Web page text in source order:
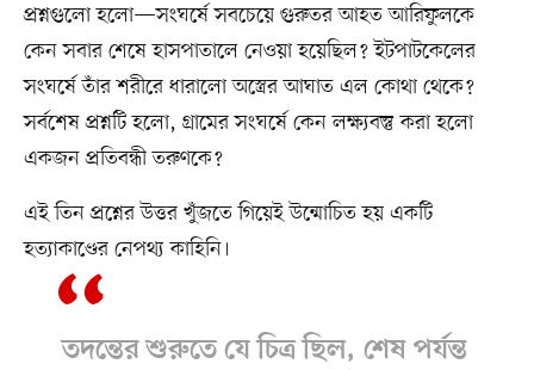
প্রশ্নগুলো হলো—সংঘর্ষে সবচেয়ে গুরুতর আহত আরিফুলকে
কেন সবার শেষে হাসপাতালে নেওয়া হয়েছিল? ইটপাটকেলের
সংঘর্ষে তাঁর শরীরে ধারালো অস্ত্রের আঘাত এল কোথা থেকে?
সর্বশেষ প্রশ্নটি হলো, গ্রামের সংঘর্ষে কেন লক্ষ্যবস্তু করা হলো
একজন প্রতিবন্ধী তরুণকে?
এই তিন প্রশ্নের উত্তর খুঁজতে গিয়েই উন্মোচিত হয় একটি
হত্যাকাণ্ডের নেপথ্য কাহিনি।
তদন্তের শুরুতে যে চিত্র ছিল, শেষ পর্যন্ত